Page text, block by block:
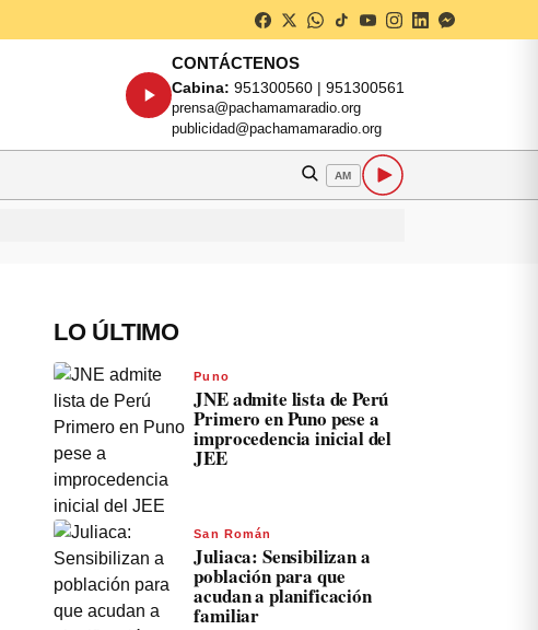
CONTÁCTENOS
Cabina: 951300560 | 951300561
prensa@pachamamaradio.org
publicidad@pachamamaradio.org
AM
LO ÚLTIMO
Puno
JNE admite lista de Perú
Primero en Puno pese a
improcedencia inicial del
JEE
San Román
Juliaca: Sensibilizan a
población para que
acudan a planificación
familiar